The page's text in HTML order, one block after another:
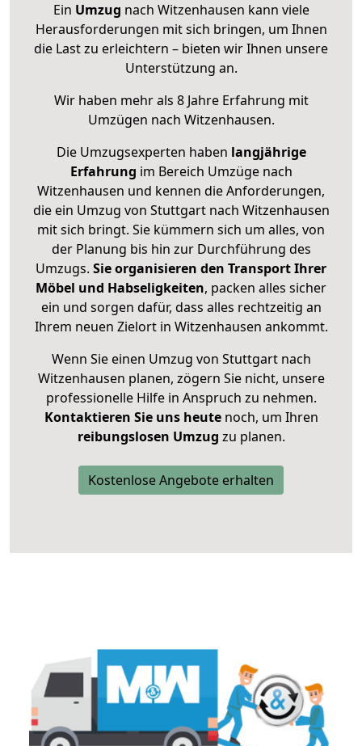
Ein Umzug nach Witzenhausen kann viele
Herausforderungen mit sich bringen, um Ihnen
die Last zu erleichtern – bieten wir Ihnen unsere
Unterstützung an.
Wir haben mehr als 8 Jahre Erfahrung mit
Umzügen nach Witzenhausen.
Die Umzugsexperten haben langjährige
Erfahrung im Bereich Umzüge nach
Witzenhausen und kennen die Anforderungen,
die ein Umzug von Stuttgart nach Witzenhausen
mit sich bringt. Sie kümmern sich um alles, von
der Planung bis hin zur Durchführung des
Umzugs. Sie organisieren den Transport Ihrer
Möbel und Habseligkeiten, packen alles sicher
ein und sorgen dafür, dass alles rechtzeitig an
Ihrem neuen Zielort in Witzenhausen ankommt.
Wenn Sie einen Umzug von Stuttgart nach
Witzenhausen planen, zögern Sie nicht, unsere
professionelle Hilfe in Anspruch zu nehmen.
Kontaktieren Sie uns heutenoch, um Ihren
reibungslosen Umzug zu planen.
Kostenlose Angebote erhalten